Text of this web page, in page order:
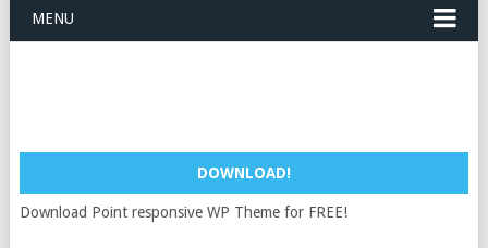
MENU
DOWNLOAD!
Download Point responsive WP Theme for FREE!